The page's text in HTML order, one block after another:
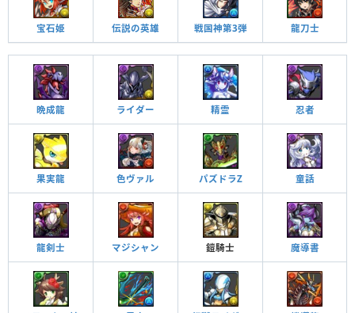
宝石姫 伝説の英雄 戦国神第3弾 龍刀士
晩成龍 ライダー 精霊 忍者
果実龍 色ヴァル パズドラZ 童話
龍剣士 マジシャン 鎧騎士 魔導書